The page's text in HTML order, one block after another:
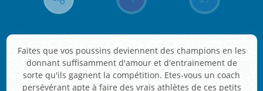
Faites que vos poussins deviennent des champions en les
donnant suffisamment d'amour et d'entrainement de
sorte qu'ils gagnent la compétition. Etes-vous un coach
persévérant apte à faire des vrais athlètes de ces petits